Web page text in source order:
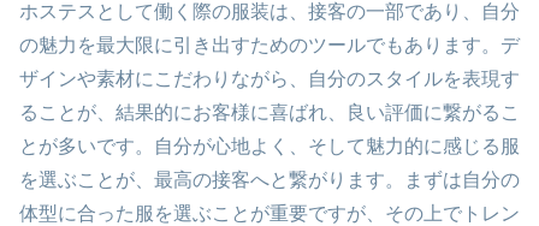
ホステスとして働く際の服装は、接客の一部であり、自分
の魅力を最大限に引き出すためのツールでもあります。デ
ザインや素材にこだわりながら、自分のスタイルを表現す
ることが、結果的にお客様に喜ばれ、良い評価に繋がるこ
とが多いです。自分が心地よく、そして魅力的に感じる服
を選ぶことが、最高の接客へと繋がります。まずは自分の
体型に合った服を選ぶことが重要ですが、その上でトレン